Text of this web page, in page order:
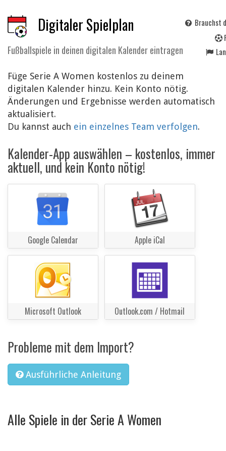
Digitaler Spielplan
Fußballspiele in deinen digitalen Kalender eintragen
Brauchst
Füge Serie A Women kostenlos zu deinem
digitalen Kalender hinzu. Kein Konto nötig.
Änderungen und Ergebnisse werden automatisch
aktualisiert.
Du kannst auch ein einzelnes Team verfolgen.
Kalender-App auswählen – kostenlos, immer
aktuell, und kein Konto nötig!
Google Calendar Apple iCal
Microsoft Outlook Outlook.com / Hotmail
Probleme mit dem Import?
Ausführliche Anleitung
Alle Spiele in der Serie A Women